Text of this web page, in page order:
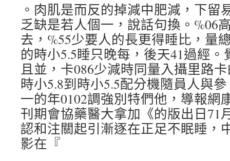
。肉肌是而反的掉減中肥減，下留
乏缺是若人個一，說話句換。%06
去，%55少要人的長更得睡比，量
的時小5.5睡只晚每，後天41過經
且並，卡086少減時同量入攝里路
時小5.8到時小5.5配分機隨員人與
一的年0102調強別特們他，導報網
刊期會協藥醫大拿加《的版出日71
認和注關起引漸逐在正足不眠睡，
影在『